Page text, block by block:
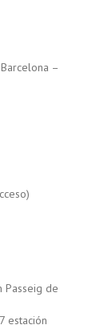
–
Passeig de
estación